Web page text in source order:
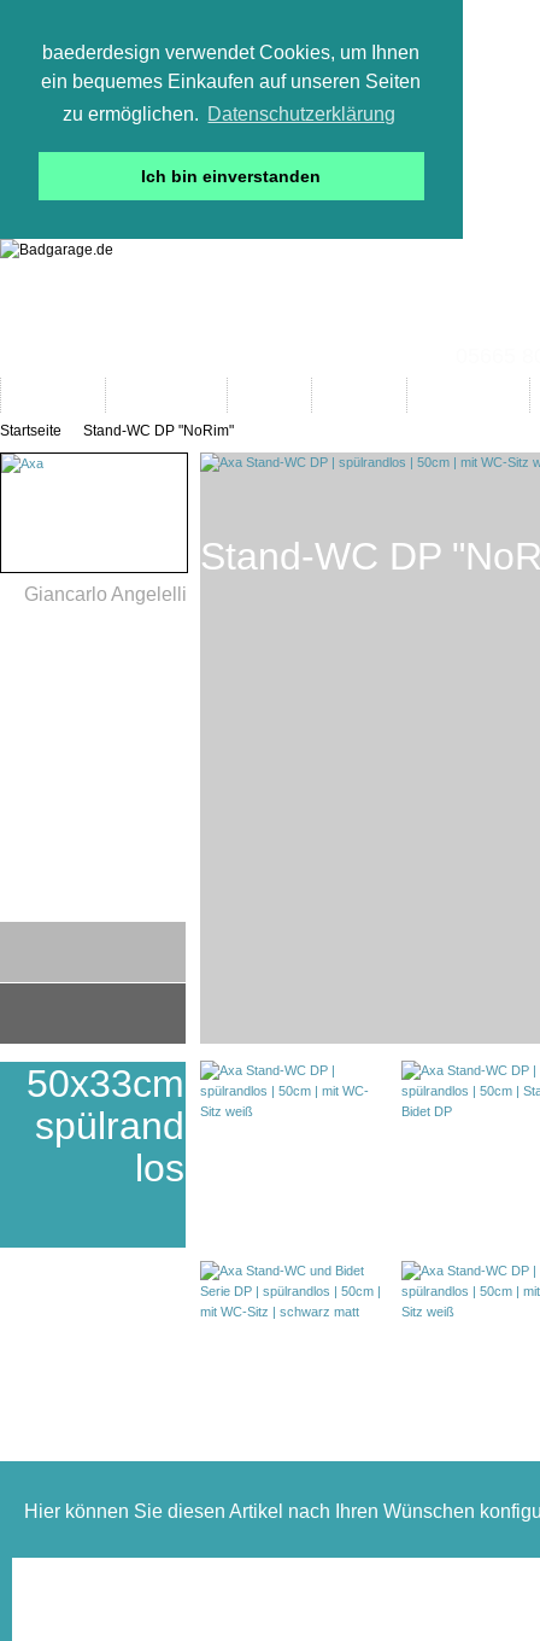
baederdesign verwendet Cookies, um Ihnen
ein bequemes Einkaufen auf unseren Seiten
zu ermöglichen. Datenschutzerklärung
Ich bin einverstanden
Startseite Stand-WC DP "NoRim"
Giancarlo Angelelli
50x33cm
spülrand
los
Stand-WC DP
Hier können Sie diesen Artikel nach Ihren Wünschen